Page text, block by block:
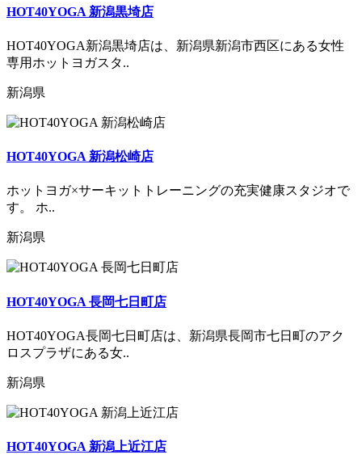
HOT40YOGA 新潟黒埼店
HOT40YOGA新潟黒埼店は、新潟県新潟市西区にある女性
専用ホットヨガスタ..
新潟県
HOT40YOGA 新潟松崎店
ホットヨガ×サーキットトレーニングの充実健康スタジオで
す。 ホ..
新潟県
HOT40YOGA 長岡七日町店
HOT40YOGA長岡七日町店は、新潟県長岡市七日町のアク
ロスプラザにある女..
新潟県
HOT40YOGA 新潟上近江店